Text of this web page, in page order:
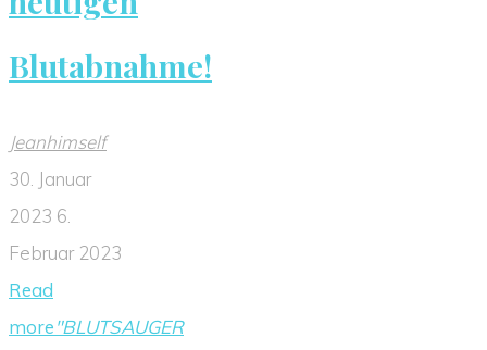
Blutabnahme!
Jeanhimself
30. Januar
2023 6.
Februar 2023
Read
more"BLUTSAUGER